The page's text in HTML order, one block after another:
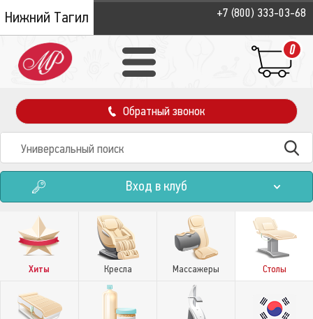
Нижний Тагил +7 (800) 333-03-68
0
Обратный звонок
Вход в клуб
Хиты Кресла Массажеры Столы